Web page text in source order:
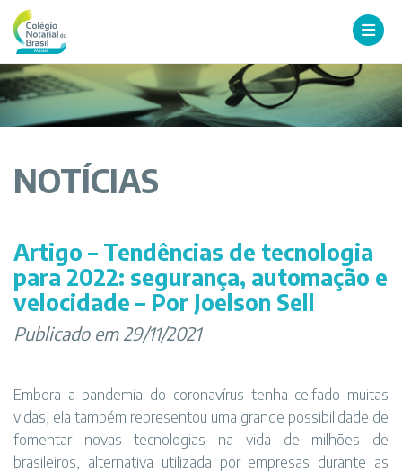
NOTÍCIAS
Artigo – Tendências de tecnologia
para 2022: segurança, automação e
velocidade – Por Joelson Sell
Publicado em 29/11/2021
Embora a pandemia do coronavírus tenha ceifado muitas
vidas, ela também representou uma grande possibilidade de
fomentar novas tecnologias na vida de milhões de
brasileiros, alternativa utilizada por empresas durante as